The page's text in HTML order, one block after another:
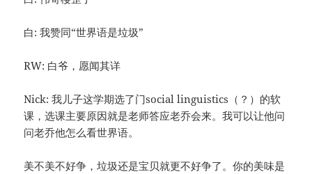
白: 我赞同“世界语是垃圾”
RW: 白爷，愿闻其详
Nick: 我儿子这学期选了门social linguistics（？）的软
课，选课主要原因就是老师答应老乔会来。我可以让他问
问老乔他怎么看世界语。
美不美不好争，垃圾还是宝贝就更不好争了。你的美味是